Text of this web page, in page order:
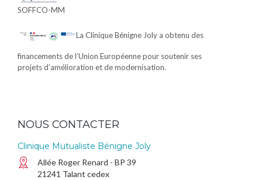
SOFFCO-MM
La Clinique Bénigne Joly a obtenu des
financements de l’Union Européenne pour soutenir ses
projets d’amélioration et de modernisation.
NOUS CONTACTER
Clinique Mutualiste Bénigne Joly
Allée Roger Renard - BP 39
21241 Talant cedex